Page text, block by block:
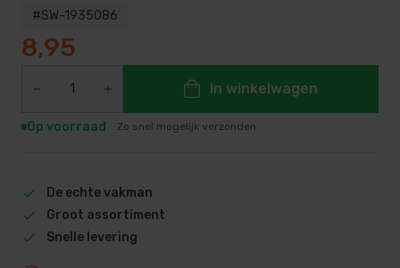
#SW-1935086
8,95
In winkelwagen
Op voorraad Zo snel mogelijk verzonden
De echte vakman
Groot assortiment
Snelle levering